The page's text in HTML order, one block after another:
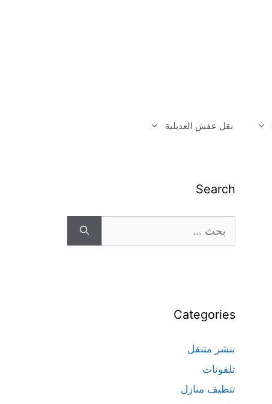
نقل عفش العديلية
Search
Categories
بنشر متنقل
تلفونات
تنظيف منازل